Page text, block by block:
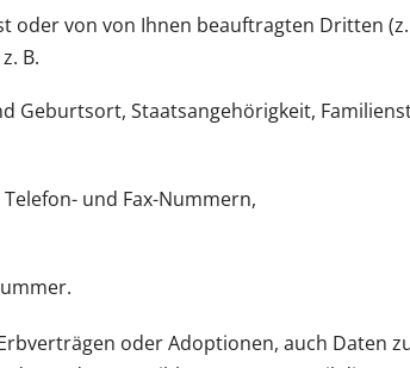
von von Ihnen beauftragten Dritten
B.
Geburtsort, Staatsangehörigkeit,
und Fax-Nummern,
oder Adoptionen, auch Daten